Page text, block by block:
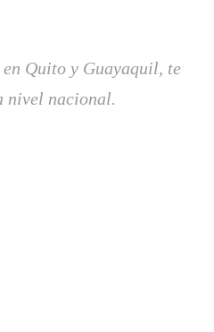
Quito y Guayaquil, te
nivel nacional.